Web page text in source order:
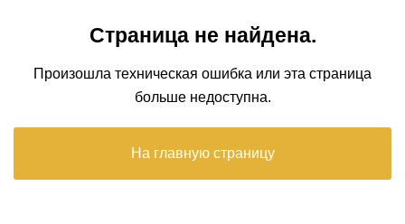
Страница не найдена.
Произошла техническая ошибка или эта страница
больше недоступна.
На главную страницу